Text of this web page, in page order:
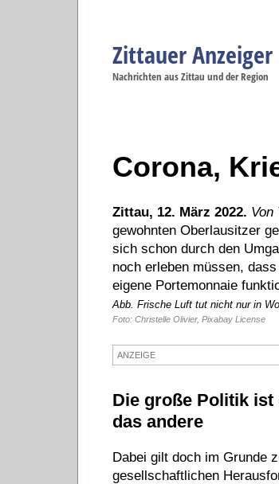
Zittauer Anzeiger
Nachrichten aus Zittau und der Region
Corona,
Zittau, 12. März 2022. Von
gewohnten Oberlausitzer
sich schon durch den
noch erleben müssen,
eigene Portemonnaie
Abb. Frische Luft tut nicht nur in
Foto: Christelle Olivier, Pixabay License
ANZEIGE
Die große Politik
das andere
Dabei gilt doch im Grunde
gesellschaftlichen